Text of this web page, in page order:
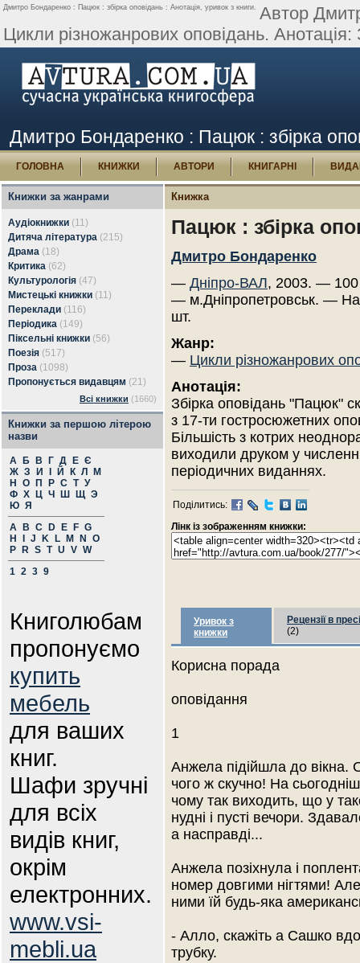
Дмитро Бондаренко : Пацюк : збірка оповідань : Анотація, уривок з книги. Автор
Цикли різножанрових оповідань.
Дмитро Бондаренко : Пацюк : збірка
ГОЛОВНА КНИЖКИ АВТОРИ КНИГАРНІ
Книжки за жанрами
Аудіокнижки (11)
Дитяча література (215)
Драма (18)
Критика (62)
Культурологія (47)
Мистецькі книжки (11)
Переклади (116)
Періодика (149)
Піксельні книжки (56)
Поезія (517)
Проза (1098)
Пропонується видавцям (21)
Всі книжки (1660)
Книжки за першою літерою
назви
А Б В Г Д Е Є
Ж З И Й К Л
М
Н
О П Р С Т У
Ф Х Ц Ч Ш Щ Э
Ю Я
A
B C D E F G
H
J K L M N
O
P
R S T U V W
1 2 3 9
Книголюбам
пропонуємо
купить
мебель
для ваших
книг.
Шафи зручні
для всіх
видів книг,
окрім
електронних.
www.vsi-
mebli.ua
Книжка
Пацюк : збірка
Дмитро Бондаренко
— Дніпро-ВАЛ, 2003. — 100
— м.Дніпропетровськ. —
шт.
Жанр:
— Цикли різножанрових
Анотація:
Збірка оповідань "Пацюк"
з 17-ти гостросюжетних
Більшість з котрих
виходили друком у
періодичних виданнях.
Поділитись:
Лінк із зображенням книжки:
Уривок з
книжки
Рецензії в пресі
(2)
Корисна порада
оповідання
1
Анжела підійшла до вікна.
чого ж скучно! На
чому так виходить, що у
нудні і пусті вечори.
а насправді...
Анжела позіхнула і
номер довгими нігтями!
ними їй будь-яка
- Алло, скажіть а Сашко
трубку.